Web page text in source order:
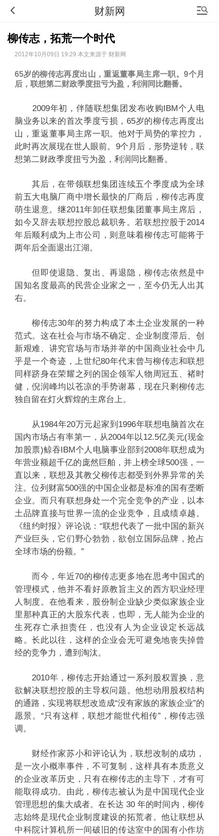
财新网
柳传志，拓荒一个时代
2012年10月09日 19:29 本文来源于 财新网
65岁的柳传志再度出山，重返董事局主席一职。9个月
后，联想第二财政季度扭亏为盈，利润同比翻番。
2009年初，伴随联想集团发布收购IBM个人电
脑业务以来的首次季度亏损，65岁的柳传志再度出
山，重返董事局主席一职。他对于局势的掌控力，
此时再次展现在世人眼前。9个月后，形势逆转，联
想第二财政季度扭亏为盈，利润同比翻番。
其后，在带领联想集团连续五个季度成为全球
前五大电脑厂商中增长最快的厂商后，柳传志再度
萌生退意。继2011年卸任联想集团董事局主席后，
如今又辞去联想控股总裁职务。若联想控股于2014
年后顺利成为上市公司，则意味着柳传志可能将于
两年后全面退出江湖。
但即使退隐、复出、再退隐，柳传志依然是中
国知名度最高的民营企业家之一，至今仍无人出其
右。
柳传志30年的努力构成了本土企业发展的一种
范式。这在社会与市场不确定、企业制度滞后、创
新艰难、讲究官场与市场并举的中国商业社会中几
乎是一个奇迹，上世纪80年代末曾与柳传志和联想
同样跻身在荣耀之列的国企领军人物周冠五、褚时
健，倪润峰均以苍凉的手势谢幕，现在只剩柳传志
独自留在灯火辉煌的主席台上。
从1984年20万元起家到1996年联想电脑首次在
国内市场占有率第一，从2004年以12.5亿美元(现金
加股票)鲸吞IBM个人电脑事业部到2008年联想成为
年营业额超千亿的庞然巨舶，并上榜全球500强，一
直以来，联想及其教父柳传志都受到外界异常的关
注。位列财富500强的中国企业都是标准的国有垄断
企业。而只有联想身处一个完全竞争的产业，以本
土品牌直接与世界一流的企业竞争，且成绩卓越。
《纽约时报》评论说：“联想代表了一批中国的新兴
产业巨头，它们野心勃勃，欲创立国际品牌，抢占
全球市场的份额。”
而今，年近70的柳传志更多地在思考中国式的
管理模式，他并不看好原教旨主义的西方职业经理
人制度。在他看来，股份制企业缺少类似家族企业
里那种真正的大股东代表，也即，无人能为企业的
生死存亡承担责任，也没有人为企业设定长远战
略。长此以往，这样的企业会无可避免地丧失掉曾
经的竞争力，遭到淘汰。
2010年，柳传志开始通过一系列股权置换，意
欲解决联想控股的主导权问题。他想动用股权结构
的通路，实现将联想改造成“没有家族的家族企业”的
愿景。“只有这样，联想才能世代相传”，柳传志强
调。
财经作家苏小和评论认为，联想改制的成功，
是一次小概率事件，不可复制，这样具有本质意义
的企业改革历史，只有在柳传志的主导下，才有可
能取得成功。由此，柳传志被认为是中国现代企业
管理思想的集大成者。在长达 30 年的时间内，柳传
志始终是现代企业制度建设的拓荒者。他让联想从
中科院计算机所一间破旧的传达室中的国有小作坊